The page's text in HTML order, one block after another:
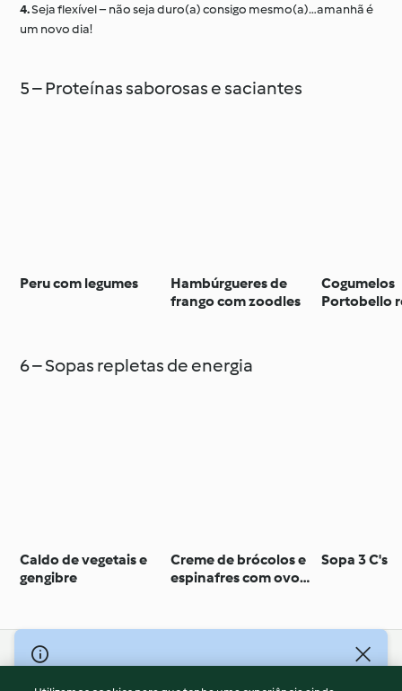
4.Seja flexível – não seja duro(a) consigo mesmo(a)…amanhã é
um novo dia!
5 – Proteínas saborosas e saciantes
Peru com legumes
Hambúrgueres de
frango com zoodles
Cogumelos
Portobello
6 – Sopas repletas de energia
Caldo de vegetais e
gengibre
Creme de brócolos e
espinafres com ovo
Sopa 3 C's
© Copyright 2026